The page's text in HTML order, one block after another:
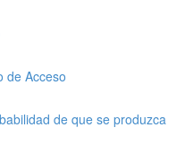
de Acceso
de que se produzca